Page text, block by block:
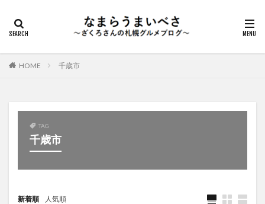
HOME 千歳市
TAG
千歳市
新着順 人気順